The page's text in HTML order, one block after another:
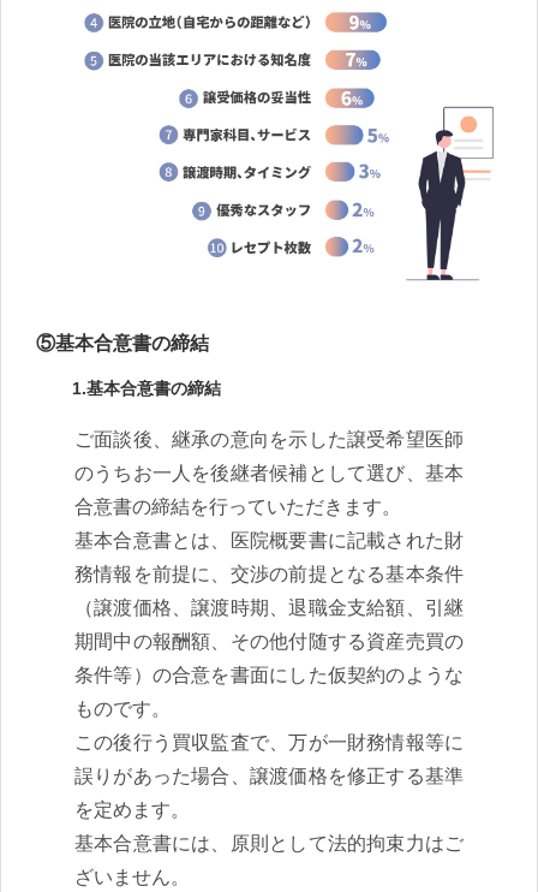
⑤基本合意書の締結
1.基本合意書の締結
ご面談後、継承の意向を示した譲受希望医師
のうちお一人を後継者候補として選び、基本
合意書の締結を行っていただきます。
基本合意書とは、医院概要書に記載された財
務情報を前提に、交渉の前提となる基本条件
（譲渡価格、譲渡時期、退職金支給額、引継
期間中の報酬額、その他付随する資産売買の
条件等）の合意を書面にした仮契約のような
ものです。
この後行う買収監査で、万が一財務情報等に
誤りがあった場合、譲渡価格を修正する基準
を定めます。
基本合意書には、原則として法的拘束力はご
ざいません。